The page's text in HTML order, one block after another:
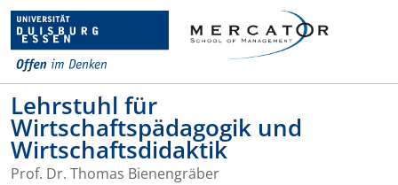
Lehrstuhl für
Wirtschaftspädagogik und
Wirtschaftsdidaktik
Prof. Dr. Thomas Bienengräber